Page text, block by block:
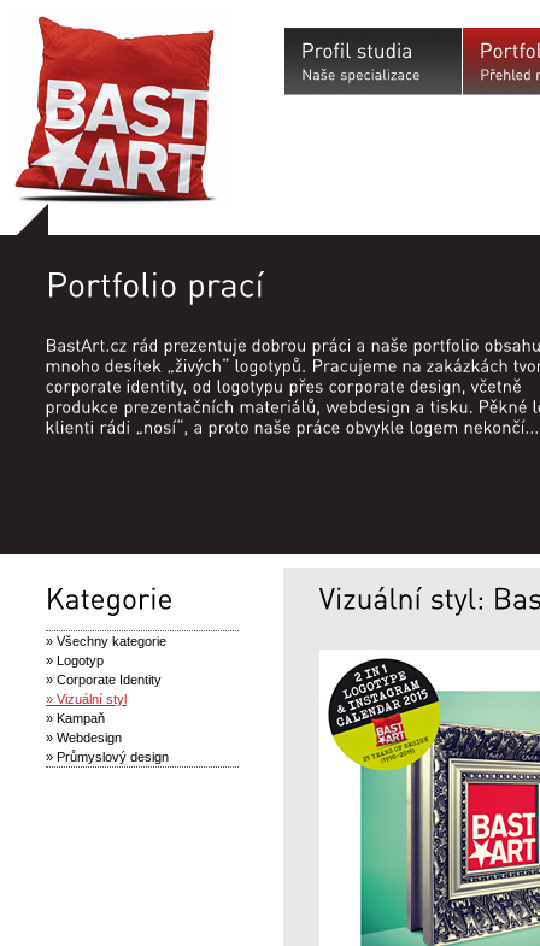
» Všechny kategorie
» Logotyp
» Corporate Identity
» Vizuální styl
» Kampaň
» Webdesign
» Průmyslový design